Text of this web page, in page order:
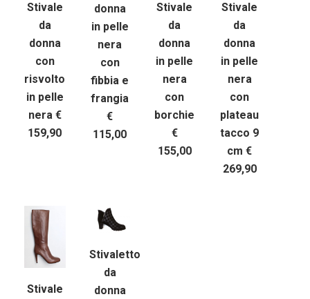
Stivale
da
donna
con
risvolto
in pelle
nera €
159,90
donna
in pelle
nera
con
fibbia e
frangia
€
115,00
Stivale
da
donna
in pelle
nera
con
borchie
€
155,00
Stivale
da
donna
in pelle
nera
con
plateau
tacco 9
cm €
269,90
Stivale
Stivaletto
da
donna